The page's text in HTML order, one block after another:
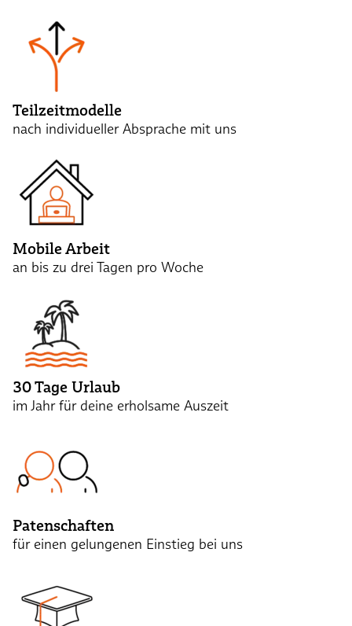
Teilzeitmodelle
nach individueller Absprache mit uns
Mobile Arbeit
an bis zu drei Tagen pro Woche
30 Tage Urlaub
im Jahr für deine erholsame Auszeit
Patenschaften
für einen gelungenen Einstieg bei uns